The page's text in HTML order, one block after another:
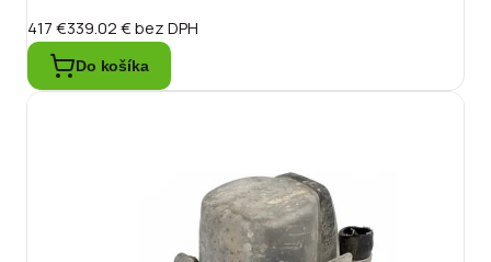
417 €339.02 €bez DPH
Do košíka